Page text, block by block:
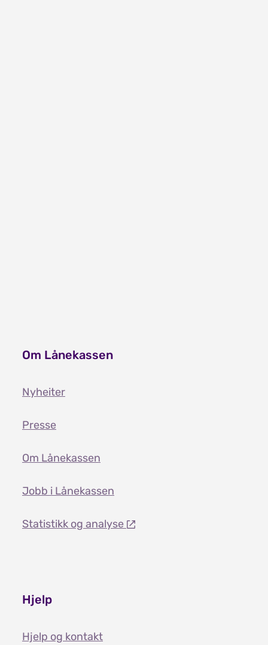
Om Lånekassen
Nyheiter
Presse
Om Lånekassen
Jobb i Lånekassen
Statistikk og analyse
Hjelp
Hjelp og kontakt